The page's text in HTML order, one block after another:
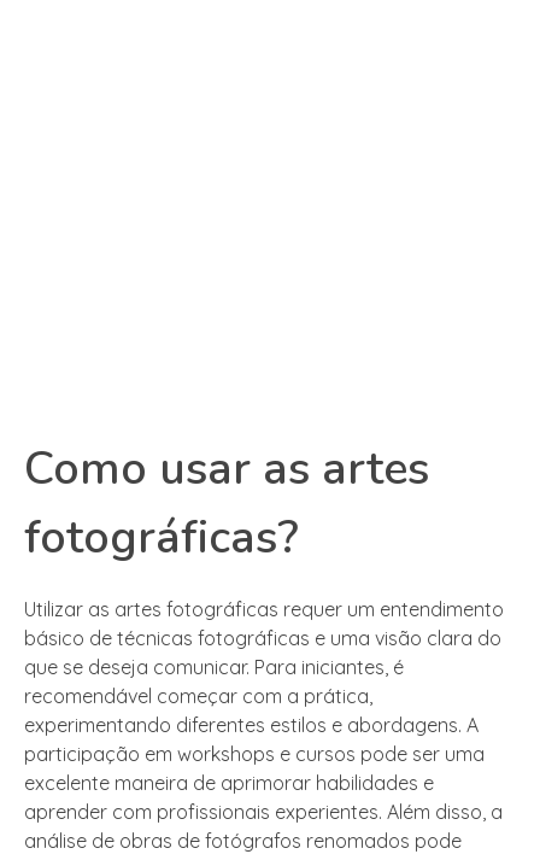
Como usar as artes
fotográficas?
Utilizar as artes fotográficas requer um entendimento
básico de técnicas fotográficas e uma visão clara do
que se deseja comunicar. Para iniciantes, é
recomendável começar com a prática,
experimentando diferentes estilos e abordagens. A
participação em workshops e cursos pode ser uma
excelente maneira de aprimorar habilidades e
aprender com profissionais experientes. Além disso, a
análise de obras de fotógrafos renomados pode